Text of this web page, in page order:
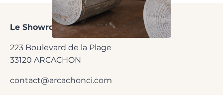
Le Showroomde l'Agence ACI
223 Boulevard de la Plage
33120 ARCACHON
contact@arcachonci.com